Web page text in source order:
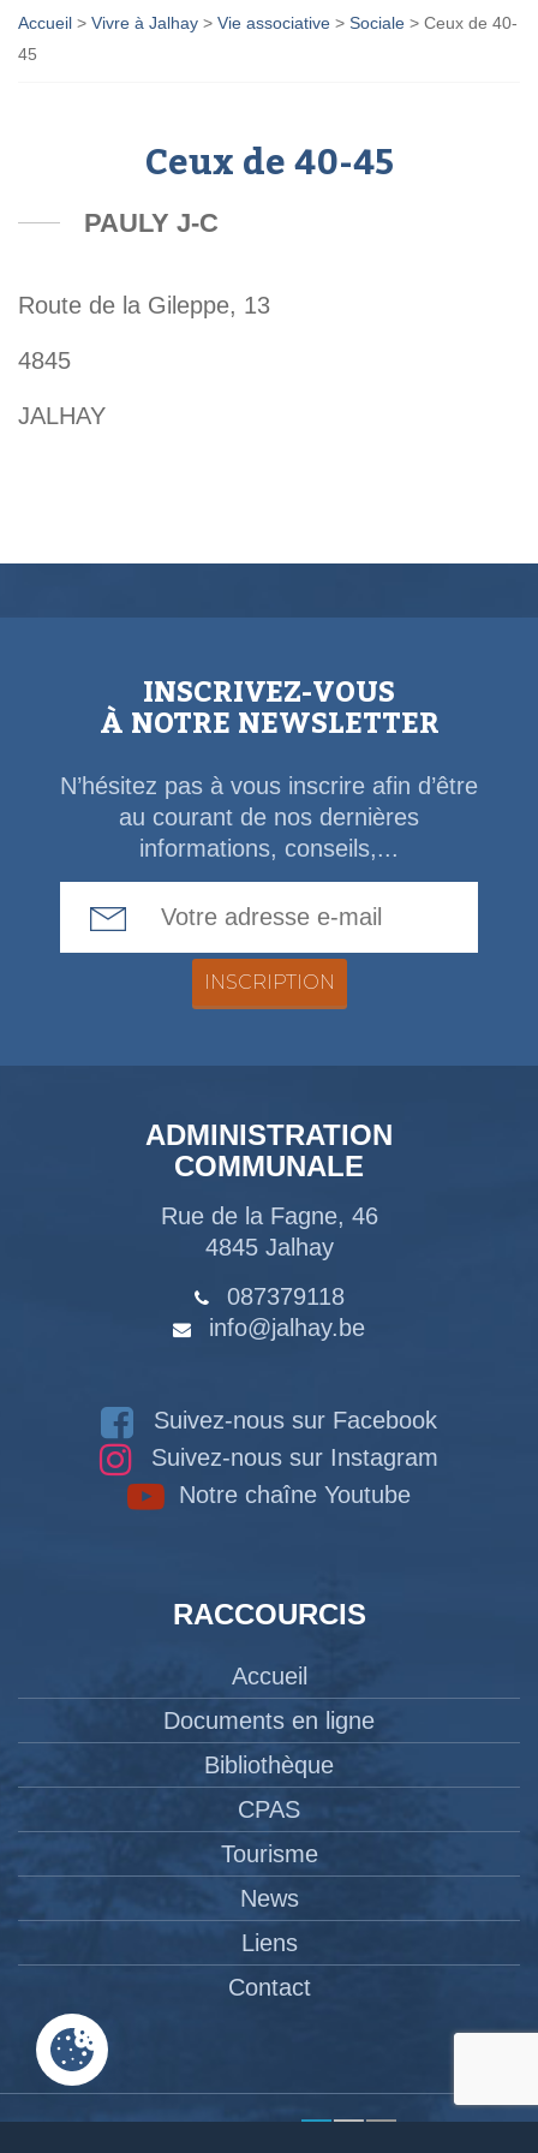
Accueil > Vivre à Jalhay > Vie associative > Sociale > Ceux de 40-
45
Ceux de 40-45
PAULY J-C
Route de la Gileppe, 13
4845
JALHAY
INSCRIVEZ-VOUS
À NOTRE NEWSLETTER
N’hésitez pas à vous inscrire afin d’être
au courant de nos dernières
informations, conseils,...
ADMINISTRATION
COMMUNALE
Rue de la Fagne, 46
4845 Jalhay
087379118
info@jalhay.be
Suivez-nous sur Facebook
Suivez-nous sur Instagram
Notre chaîne Youtube
RACCOURCIS
Accueil
Documents en ligne
Bibliothèque
CPAS
Tourisme
News
Liens
Contact